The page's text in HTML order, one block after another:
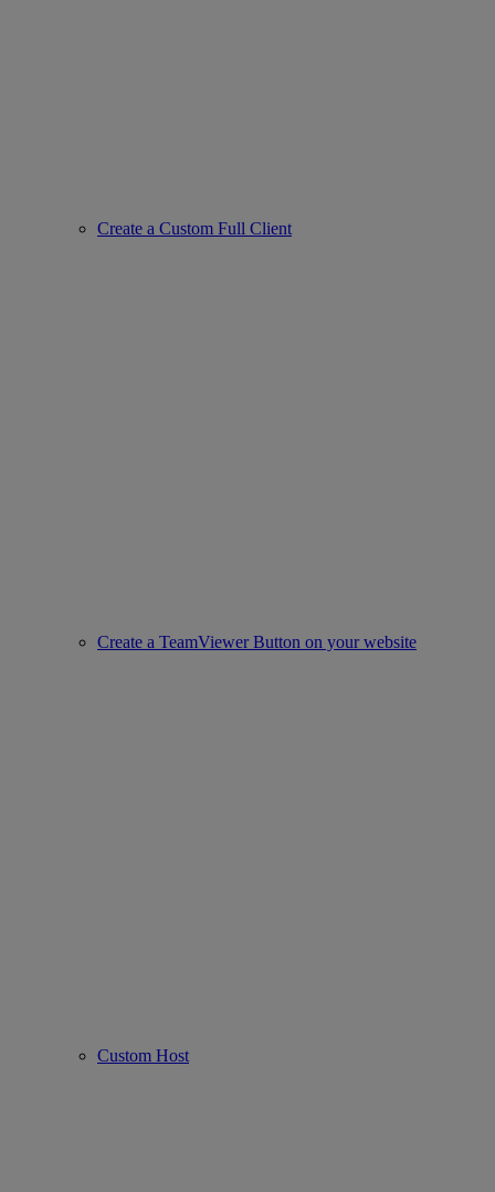
Create a Custom Full Client
Create a TeamViewer Button on your website
Custom Host